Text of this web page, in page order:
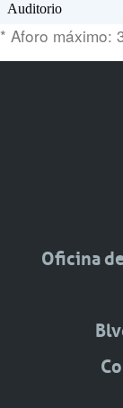
Auditorio
* Aforo máximo:
Oficina